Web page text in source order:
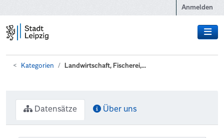
Anmelden
Kategorien Landwirtschaft, Fischerei,...
Datensätze Über uns